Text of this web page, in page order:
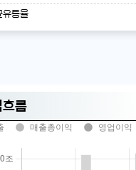
유통율
름
매출총이익 영업이익